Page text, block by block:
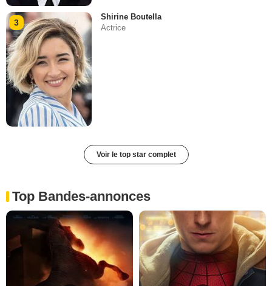
3
Shirine Boutella
Actrice
Voir le top star complet
Top Bandes-annonces